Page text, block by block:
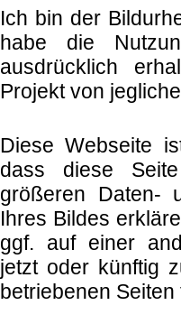
Ich bin der
habe die
ausdrücklich
Projekt von
Diese Webseite
dass diese
größeren Daten-
Ihres Bildes
ggf. auf einer
jetzt oder künftig
betriebenen